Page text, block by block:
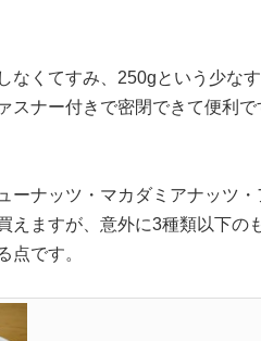
なくてすみ、250gという少な
スナー付きで密閉できて便利で
ーナッツ・マカダミアナッツ
えますが、意外に3種類以下の
点です。